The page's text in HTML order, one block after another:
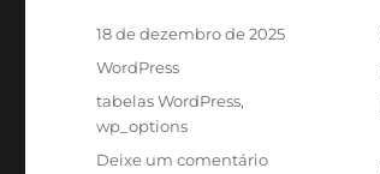
Publicado
18 de dezembro de 2025
Categorias
WordPress
Tags
tabelas WordPress,
wp_options
Deixe um comentárioem